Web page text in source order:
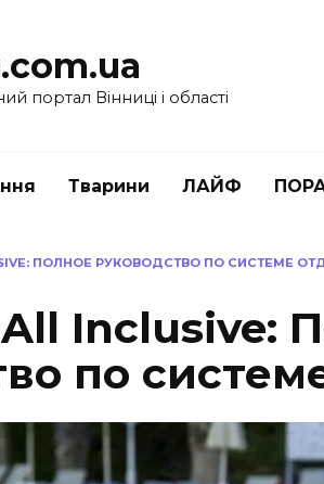
портал Вінниці і області
Тварини ЛАЙФ
ПОЛНОЕ РУКОВОДСТВО ПО СИСТЕМЕ
Inclusive:
по